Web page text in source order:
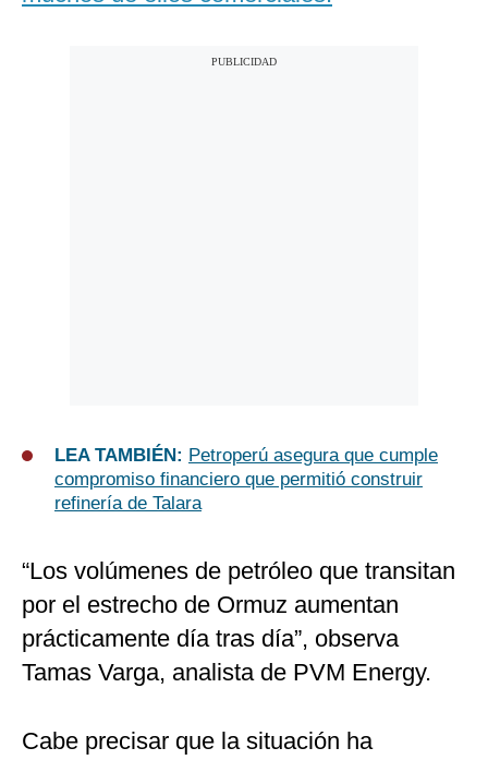
LEA TAMBIÉN: Petroperú asegura que cumple
compromiso financiero que permitió construir
refinería de Talara
“Los volúmenes de petróleo que transitan
por el estrecho de Ormuz aumentan
prácticamente día tras día”, observa
Tamas Varga, analista de PVM Energy.
Cabe precisar que la situación ha